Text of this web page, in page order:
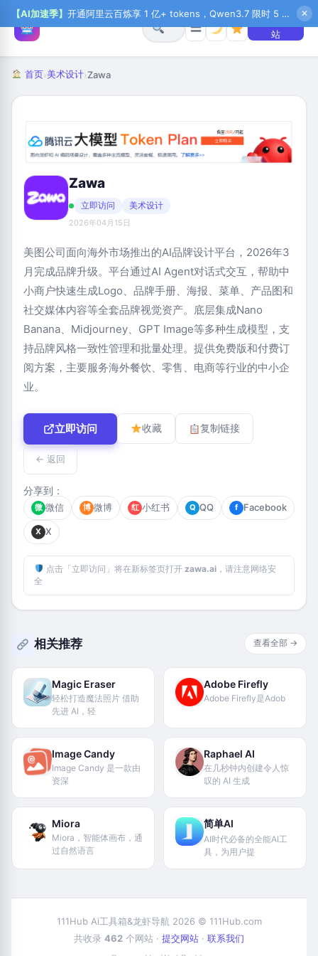
【AI加速季】 开通阿里云百炼享 1 亿+ tokens，Qwen3.7 限时 5 折起，秒悟新注送 1 万积分，加入 OPC 赢百万助力金，QoderWork CN 首月 0 元 ✕
☰
+ 提交网
站
首页›美术设计›Zawa
Zawa
立即访问 美术设计
2026年04月15日
美图公司面向海外市场推出的AI品牌设计平台，2026年3
月完成品牌升级。平台通过AI Agent对话式交互，帮助中
小商户快速生成Logo、品牌手册、海报、菜单、产品图和
社交媒体内容等全套品牌视觉资产。底层集成Nano
Banana、Midjourney、GPT Image等多种生成模型，支
持品牌风格一致性管理和批量处理。提供免费版和付费订
阅方案，主要服务海外餐饮、零售、电商等行业的中小企
业。
立即访问 收藏 复制链接
← 返回
分享到：
微 微信 博 微博 红 小红书 Q QQ f Facebook
X X
点击「立即访问」将在新标签页打开 zawa.ai，请注意网络安
全
相关推荐 查看全部 →
Magic Eraser
轻松打造魔法照片 借助
先进 AI，轻
Adobe Firefly
Adobe Firefly是Adob
Image Candy
Image Candy 是一款由
资深
Raphael AI
在几秒钟内创建令人惊
叹的 AI 生成
Miora
Miora，智能体画布，通
过自然语言
简单AI
AI时代必备的全能AI工
具，为用户提
111Hub Ai工具箱&龙虾导航 2026 © 111Hub.com
共收录 462 个网站 · 提交网站 · 联系我们